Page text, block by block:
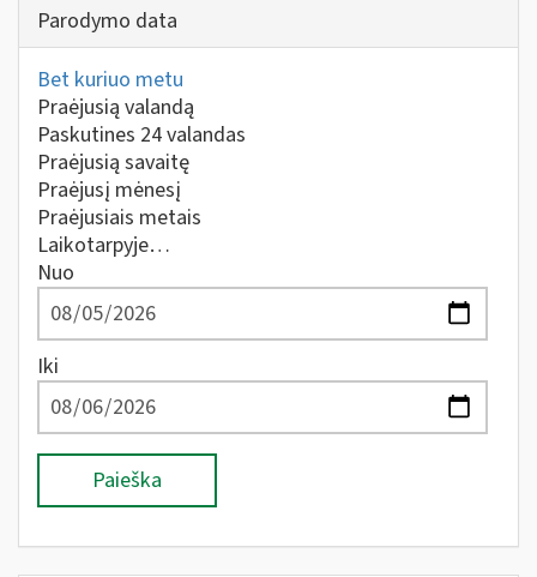
Parodymo data
Bet kuriuo metu
Praėjusią valandą
Paskutines 24 valandas
Praėjusią savaitę
Praėjusį mėnesį
Praėjusiais metais
Laikotarpyje…
Nuo
Iki
Paieška